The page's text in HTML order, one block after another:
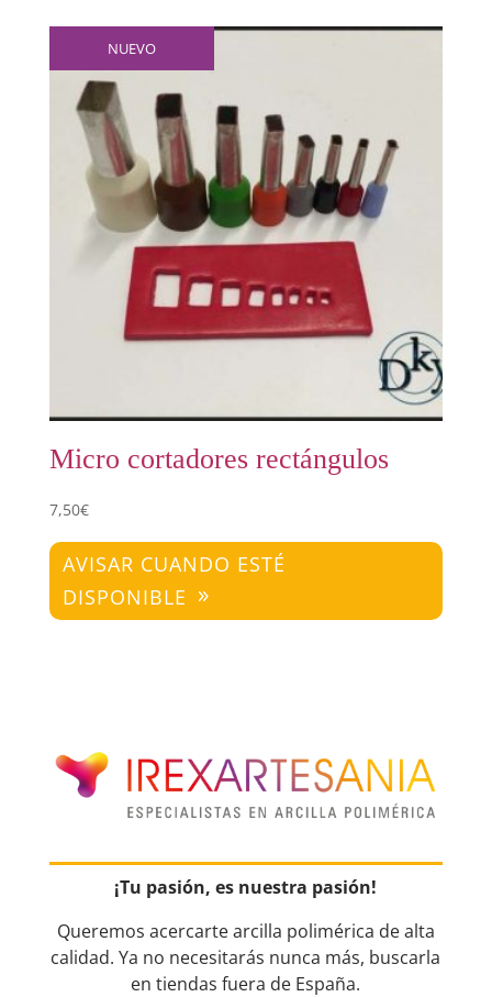
NUEVO
Micro cortadores rectángulos
7,50€
AVISAR CUANDO ESTÉ
DISPONIBLE
¡Tu pasión, es nuestra pasión!
Queremos acercarte arcilla polimérica de alta
calidad. Ya no necesitarás nunca más, buscarla
en tiendas fuera de España.